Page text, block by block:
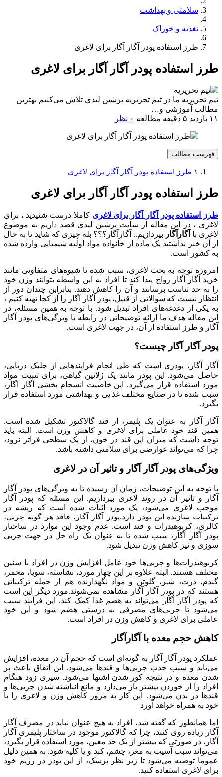
سلامتی و بهداشت
تغذیه و خوراک
طرز استفاده پودر آگار آگار برای لاغری
طرز استفاده پودر آگار آگار برای لاغری
تیم تحریریه ما در تیم تحریریه پرشین لیدی تلاش می‌کنیم بهترین
مطالب آموزشی و…
۱۱ بازدید
۵ دقیقه مطالعه ۰ نظر
فهرست مطالب
۱ طرز استفاده پودر آگار آگار برای لاغری
طرز استفاده پودر آگار آگار برای لاغری
طرز استفاده پودر آگار آگار برای لاغری کاملا درست شنیدید ، برای
لاغری ، در این مقاله از سایت پرشین لیدی قصد داریم به موضوع
لاغری با آگارآگار
بپردازیم.. آگارآگار؟؟؟ بله چیزی که شاید تا به حال
از آن خبر نداشتید یک ماده از خانواده مواد اولیه شیمیایی وارده شده
به کشور است.
امروزه توجه به بحث لاغری، سبب شده تا شیوه‌های متفاوتی مانند
خرید آگار آگار رواج پیدا کند تا افراد به این واسطه بتوانند وزن خود
را به حد تناسب برسانند و آن را کاهش دهند. بنابراین چندان دور از
انتظار نیست که سوالاتی از قبیل، پودر آگار آگار را از کجا تهیه کنیم ،
به یکی از دغدغه‌های افراد تبدیل شود. با توجه به همین مسئله، در
این مقاله هدف ما ارائه توضیحاتی در رابطه با ویژگی‌های پودر آگار
آگار و طرز استفاده از آن، در جهت لاغری است.
پودر آگار آگار چیست؟
آگار آگار، پودری است که طی انجام فرایندهایی از جلبک دریایی،
حاصل می‌شود. این پودر مانند یک ژلاتین گیاهی، برای تثبیت مواد
مورد استفاده قرار می‌گیرد. این خاصیت انسجام بخشی آگار آگار،
سبب شده تا در صنایع مختلف غذایی و بهداشتی مورد استفاده قرار
بگیرد.
آگار آگار به عنوان یک پلیمر، از قند گالاکتوز تشکیل شده است.
همین قند خود عاملی برای لاغری و کاهش وزن است. البته باید
توجه داشت که میزان این قند در خون، از یک سطحی فراتر نرود،
چرا که می‌تواند عوارضی برای سلامتی داشته باشد.
ویژگی‌های پودر آگار آگار و تاثیر آن در لاغری
با توجه به این توضیحات، زمان آن رسیده تا به ویژگی‌های پودر آگار
آگار و تاثیر آن در روند لاغری بپردازیم. این مسئله که پودر آگار
موجب لاغری می‌شود، یک مورد اثبات شده است که ریشه در
ترکیبات سازنده این پودر دارد.پودر آگار آگار، فاقد هر گونه چربی،
کالری، کربوهیدرات و قند است. عدم وجود این موارد در ساختار
پودر آگار آگار، سبب شده تا به عنوان یک راه حل در جهت چربی
سوزی و نیز کاهش وزن تبدیل شود.
کربوهیدرات‌ها و چربی‌ها خود عامل افزایش وزن در افراد با سنین
مختلف هستند. البته علاوه بر این چهار مورد، نشاسته، سویا، مخمر،
گندم، ذرت، شیر، گلوتن و مواد نگهدارنده هم از جمله ترکیباتی
هستند که در پودر آگار آگار مشاهده نمی‌شوند.مورد دیگر این است
که پودر آگار آگار می‌تواند به هضم غذا کمک کند. این فرآیند سبب
می‌شود تا چربی‌های مصرفی به درستی هضم شود و این خود
عاملی برای لاغری و کاهش وزن در افراد است.
کاهش حجم معده با آگارآگار
عملکرد پودر آگار آگار به گونه‌ای است که حجم آن در معده، افزایش
می‌یابد و سبب جذب چربی‌ها و قند‌ها می‌شود. این اتفاق باعث پر
شدن معده و در نتیجه کور شدن اشتها می‌شود. سیری زود هنگام
افراد را از خوردن بیشتر باز می‌دارد و مانع انباشته شدن چربی‌ها و
قندها در بدن می‌شود. این کار به مرور کاهش وزن و لاغری را با
خود به همراه خواهد آورد
اما همانطور که گفته شد، افراد به هیچ عنوان نباید در مصرف آگار
آگار زیاده روی کنند، چرا که گالاکتوز موجود در ساختار پلیمری آگار
آگار، در صورتی که بیشتر از یک حد معین، مورد استفاده قرار بگیرد،
می‌تواند سبب آسیب به مغز، چشم، کبد و یا کلیه شود. به همین دلیل
عموما توصیه می‌شود تا زیر نظر پزشک، از این پودر در رژیم خود
برای لاغری استفاده کنید.